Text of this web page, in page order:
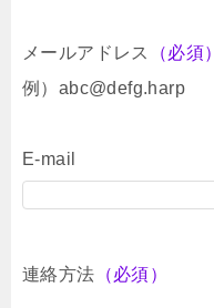
メールアドレス
（必須）
例）abc@defg.harp
E-mail
連絡方法 （必須）